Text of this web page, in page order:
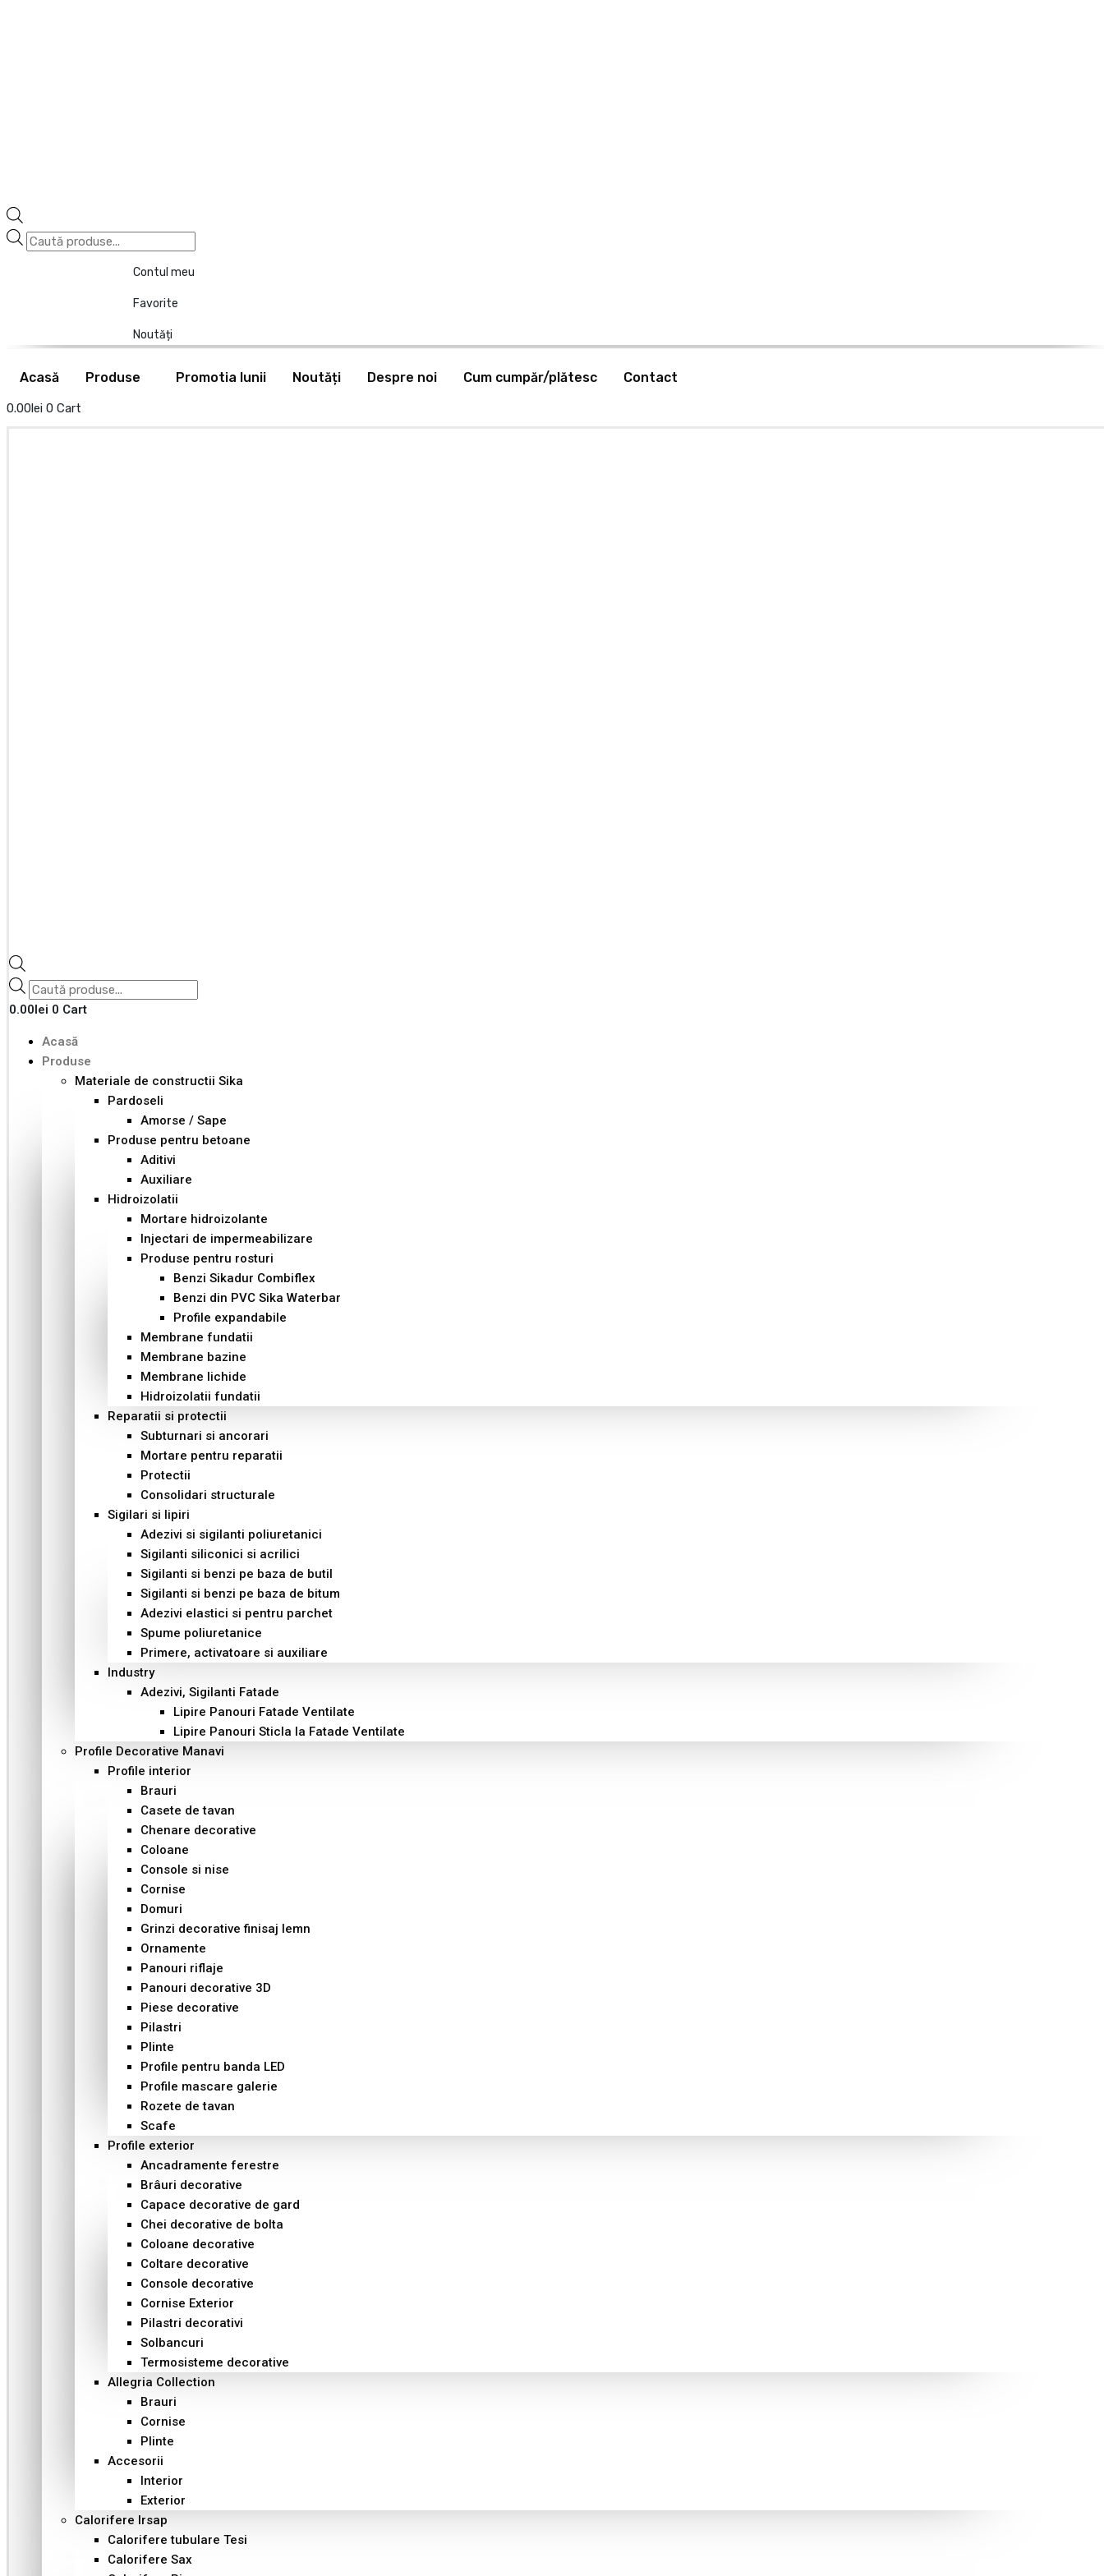
Contul meu
Favorite
Noutăți
Acasă Produse Promotia lunii Noutăți Despre noi Cum cumpăr/plătesc Contact
0.00lei 0 Cart
0.00lei 0 Cart
Acasă
Produse
Materiale de constructii Sika
Pardoseli
Amorse / Sape
Produse pentru betoane
Aditivi
Auxiliare
Hidroizolatii
Mortare hidroizolante
Injectari de impermeabilizare
Produse pentru rosturi
Benzi Sikadur Combiflex
Benzi din PVC Sika Waterbar
Profile expandabile
Membrane fundatii
Membrane bazine
Membrane lichide
Hidroizolatii fundatii
Reparatii si protectii
Subturnari si ancorari
Mortare pentru reparatii
Protectii
Consolidari structurale
Sigilari si lipiri
Adezivi si sigilanti poliuretanici
Sigilanti siliconici si acrilici
Sigilanti si benzi pe baza de butil
Sigilanti si benzi pe baza de bitum
Adezivi elastici si pentru parchet
Spume poliuretanice
Primere, activatoare si auxiliare
Industry
Adezivi, Sigilanti Fatade
Lipire Panouri Fatade Ventilate
Lipire Panouri Sticla la Fatade Ventilate
Profile Decorative Manavi
Profile interior
Brauri
Casete de tavan
Chenare decorative
Coloane
Console si nise
Cornise
Domuri
Grinzi decorative finisaj lemn
Ornamente
Panouri riflaje
Panouri decorative 3D
Piese decorative
Pilastri
Plinte
Profile pentru banda LED
Profile mascare galerie
Rozete de tavan
Scafe
Profile exterior
Ancadramente ferestre
Brâuri decorative
Capace decorative de gard
Chei decorative de bolta
Coloane decorative
Coltare decorative
Console decorative
Cornise Exterior
Pilastri decorativi
Solbancuri
Termosisteme decorative
Allegria Collection
Brauri
Cornise
Plinte
Accesorii
Interior
Exterior
Calorifere Irsap
Calorifere tubulare Tesi
Calorifere Sax